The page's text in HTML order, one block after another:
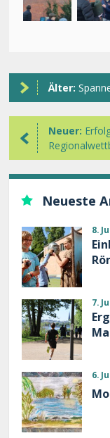
Älter:
Neuer:
Neueste
8.
7.
6.